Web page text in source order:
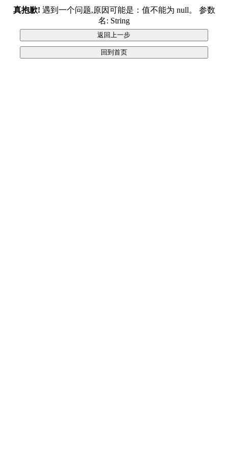
真抱歉! 遇到一个问题,原因可能是：值不能为 null。 参数
名: String
返回上一步
回到首页